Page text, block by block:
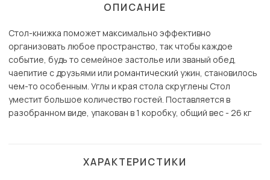
ОПИСАНИЕ
Стол-книжка поможет максимально эффективно
организовать любое пространство, так чтобы каждое
событие, будь то семейное застолье или званый обед,
чаепитие с друзьями или романтический ужин, становилось
чем-то особенным. Углы и края стола скруглены Стол
уместит большое количество гостей. Поставляется в
разобранном виде, упакован в 1 коробку, общий вес - 26 кг
ХАРАКТЕРИСТИКИ